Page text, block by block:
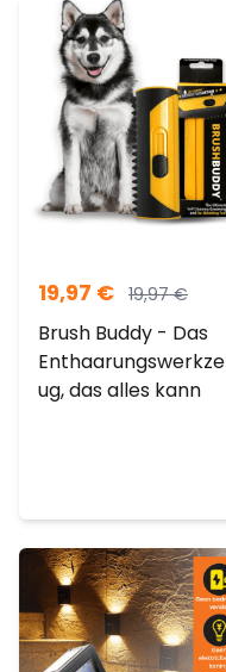
19,97 € 19,97€
Brush Buddy - Das
Enthaarungswerkze
ug, das alles kann